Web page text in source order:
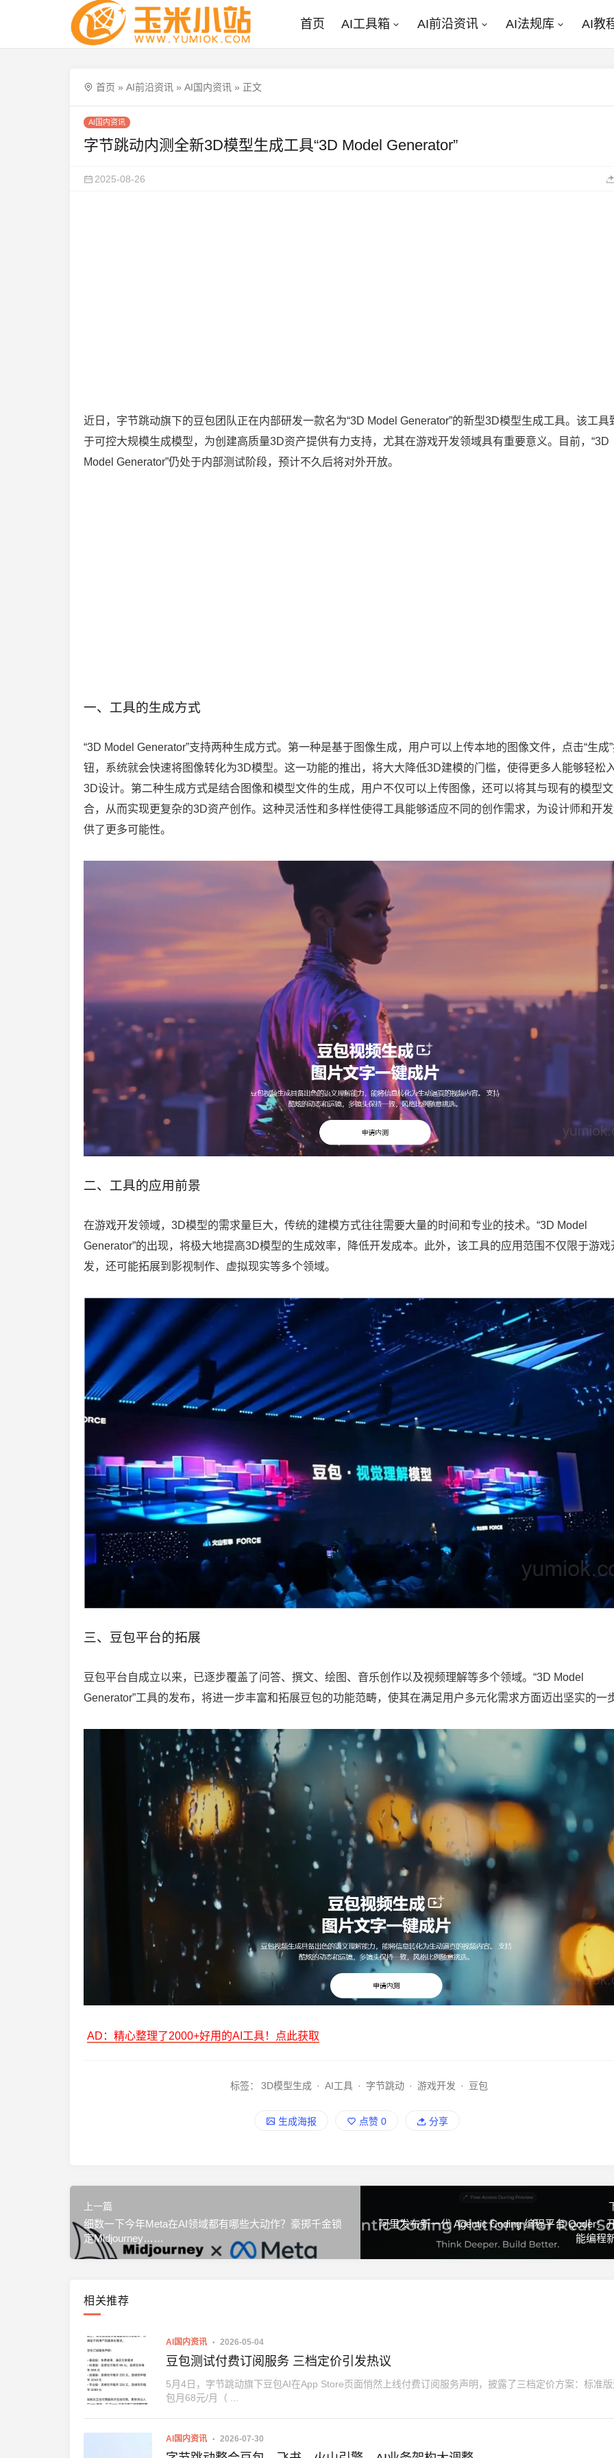
首页 AI工具箱 AI前沿资讯 AI法规库 AI教
首页 » AI前沿资讯 » AI国内资讯 » 正文
AI国内资讯
字节跳动内测全新3D模型生成工具“3D Model Generator”
2025-08-26
近日，字节跳动旗下的豆包团队正在内部研发一款名为“3D Model Generator”的新型3D模型生成工具。该工具
于可控大规模生成模型，为创建高质量3D资产提供有力支持，尤其在游戏开发领域具有重要意义。目前，“3D
Model Generator”仍处于内部测试阶段，预计不久后将对外开放。
一、工具的生成方式
“3D Model Generator”支持两种生成方式。第一种是基于图像生成，用户可以上传本地的图像文件，点击“生成
钮，系统就会快速将图像转化为3D模型。这一功能的推出，将大大降低3D建模的门槛，使得更多人能够轻松
3D设计。第二种生成方式是结合图像和模型文件的生成，用户不仅可以上传图像，还可以将其与现有的模型
合，从而实现更复杂的3D资产创作。这种灵活性和多样性使得工具能够适应不同的创作需求，为设计师和开
供了更多可能性。
二、工具的应用前景
在游戏开发领域，3D模型的需求量巨大，传统的建模方式往往需要大量的时间和专业的技术。“3D Model
Generator”的出现，将极大地提高3D模型的生成效率，降低开发成本。此外，该工具的应用范围不仅限于游戏
发，还可能拓展到影视制作、虚拟现实等多个领域。
三、豆包平台的拓展
豆包平台自成立以来，已逐步覆盖了问答、撰文、绘图、音乐创作以及视频理解等多个领域。“3D Model
Generator”工具的发布，将进一步丰富和拓展豆包的功能范畴，使其在满足用户多元化需求方面迈出坚实的一
AD：精心整理了2000+好用的AI工具！点此获取
标签： 3D模型生成 · AI工具 · 字节跳动 · 游戏开发 · 豆包
生成海报 点赞 0 分享
上一篇
细数一下今年Meta在AI领域都有哪些大动作？豪掷千金锁
定Midjourney……
阿里发布新一代 Agentic Coding 编程平台 Qoder：
能编程
相关推荐
AI国内资讯 2026-05-04
豆包测试付费订阅服务 三档定价引发热议
5月4日，字节跳动旗下豆包AI在App Store页面悄然上线付费订阅服务声明，披露了三档定价方案：标准
包月68元/月（ ...
AI国内资讯 2026-07-30